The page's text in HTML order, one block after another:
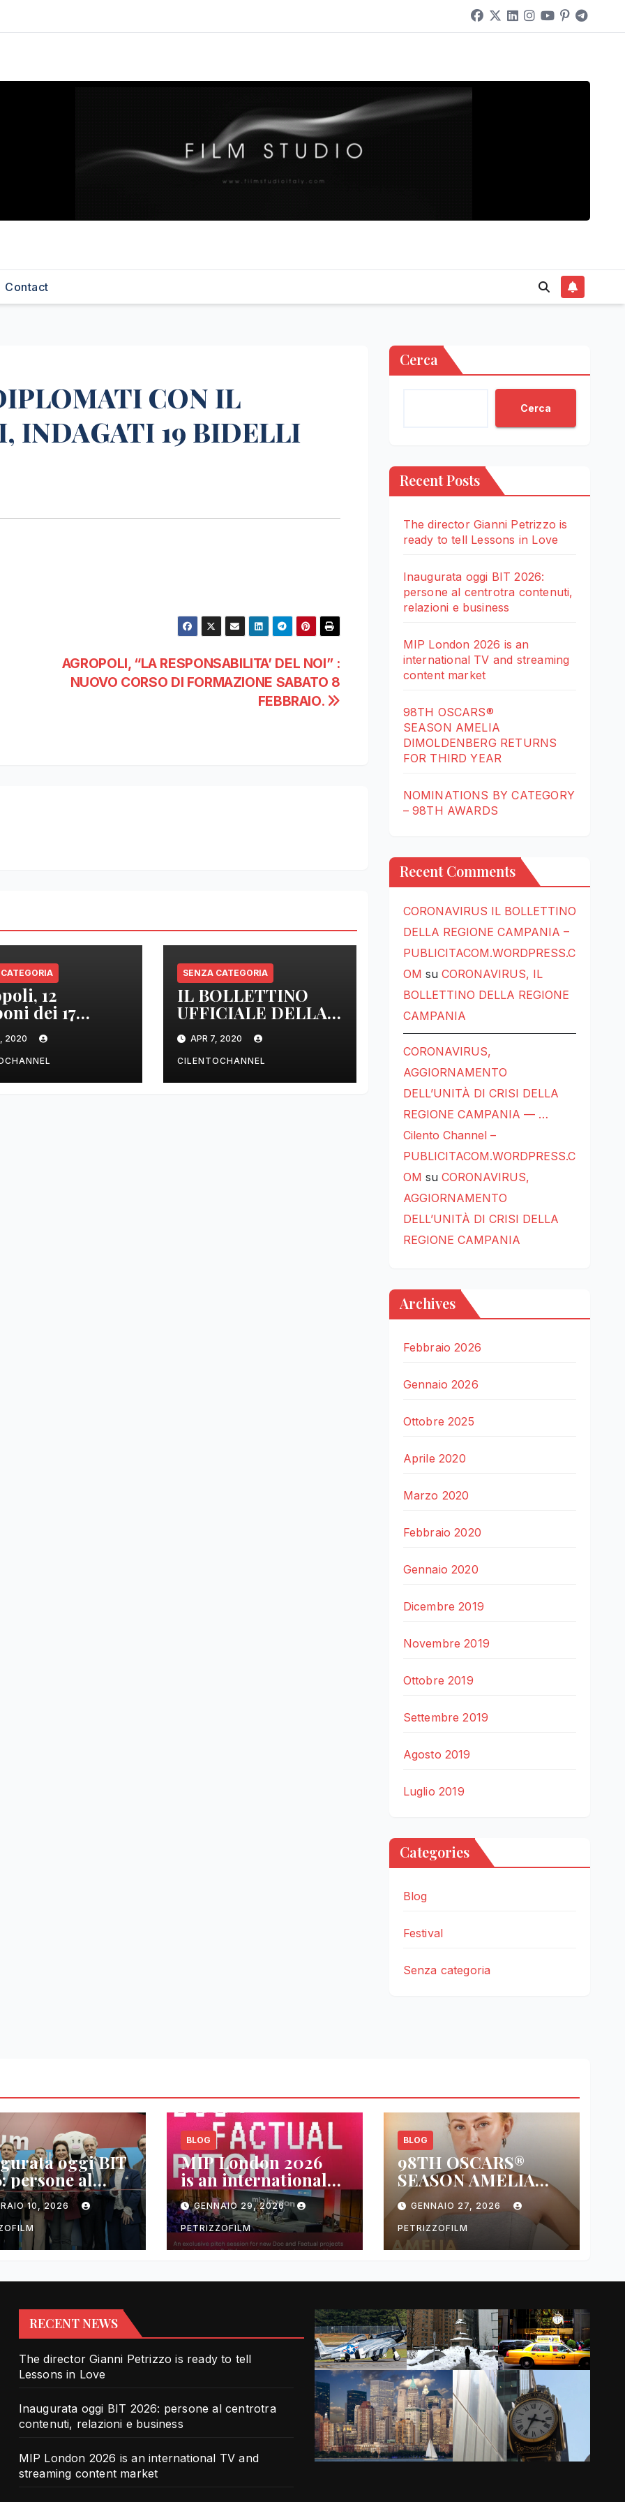
Contact
CON IL
INDAGATI 19 BIDELLI
AGROPOLI, “LA RESPONSABILITA’ DEL NOI” :
NUOVO CORSO DI FORMAZIONE SABATO 8
FEBBRAIO.
12
dei 17
sono
2020
SENZA CATEGORIA
IL BOLLETTINO
UFFICIALE DELLA
REGIONE
CAMPANIA DELLE
ORE 22.00
APR 7, 2020
CILENTOCHANNEL
Cerca
Cerca
Recent Posts
The director Gianni Petrizzo is
ready to tell Lessons in Love
Inaugurata oggi BIT 2026:
persone al centrotra contenuti,
relazioni e business
MIP London 2026 is an
international TV and streaming
content market
98TH OSCARS®
SEASON AMELIA
DIMOLDENBERG RETURNS
FOR THIRD YEAR
NOMINATIONS BY CATEGORY
– 98TH AWARDS
Recent Comments
CORONAVIRUS IL BOLLETTINO
DELLA REGIONE CAMPANIA –
PUBLICITACOM.WORDPRESS.C
OM su CORONAVIRUS, IL
BOLLETTINO DELLA REGIONE
CAMPANIA
CORONAVIRUS,
AGGIORNAMENTO
DELL’UNITÀ DI CRISI DELLA
REGIONE CAMPANIA — …
Cilento Channel –
PUBLICITACOM.WORDPRESS.C
OM su CORONAVIRUS,
AGGIORNAMENTO
DELL’UNITÀ DI CRISI DELLA
REGIONE CAMPANIA
Archives
Febbraio 2026
Gennaio 2026
Ottobre 2025
Aprile 2020
Marzo 2020
Febbraio 2020
Gennaio 2020
Dicembre 2019
Novembre 2019
Ottobre 2019
Settembre 2019
Agosto 2019
Luglio 2019
Categories
Blog
Festival
Senza categoria
oggi BIT
persone al
contenuti,
e business
10, 2026
BLOG
MIP London 2026
is an international
TV and streaming
content market
GENNAIO 29, 2026
PETRIZZOFILM
BLOG
98TH OSCARS®
SEASON AMELIA
DIMOLDENBERG
RETURNS FOR
THIRD YEAR
GENNAIO 27, 2026
PETRIZZOFILM
RECENT NEWS
The director Gianni Petrizzo is ready to tell
Lessons in Love
Inaugurata oggi BIT 2026: persone al centrotra
contenuti, relazioni e business
MIP London 2026 is an international TV and
streaming content market